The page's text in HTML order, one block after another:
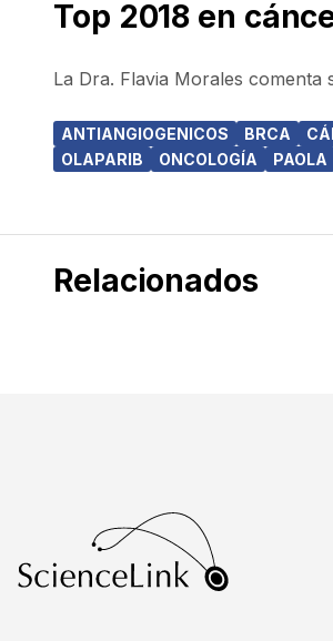
Top 2018 en
La Dra. Flavia Morales
ANTIANGIOGENICOS BRCA
OLAPARIB
ONCOLOGÍA PAOLA
Relacionados